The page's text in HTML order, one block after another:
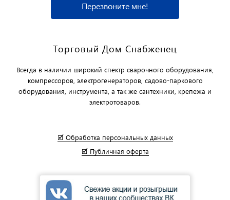
Перезвоните мне!
Торговый Дом Снабженец
Всегда в наличии широкий спектр сварочного оборудования,
компрессоров, электрогенераторов, садово-паркового
оборудования, инструмента, а так же сантехники, крепежа и
электротоваров.
🗹 Обработка персональных данных
🗹 Публичная оферта